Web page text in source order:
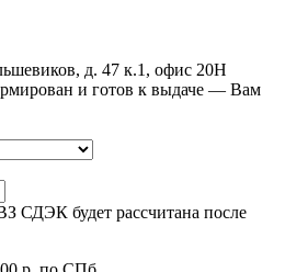
д. 47 к.1, офис 20Н
и готов к выдаче — Вам
СДЭК будет рассчитана после